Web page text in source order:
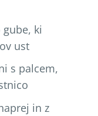
ki
ust
s palcem,
in z